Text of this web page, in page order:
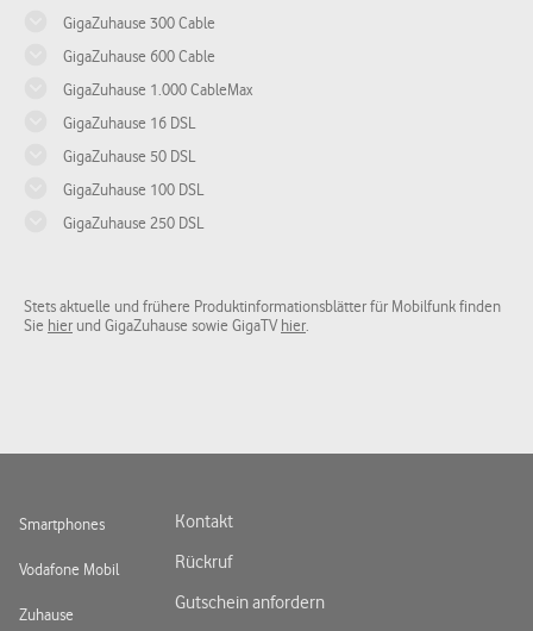
GigaZuhause 300 Cable
GigaZuhause 600 Cable
GigaZuhause 1.000 CableMax
GigaZuhause 16 DSL
GigaZuhause 50 DSL
GigaZuhause 100 DSL
GigaZuhause 250 DSL
Stets aktuelle und frühere Produktinformationsblätter für Mobilfunk finden
Sie hier und GigaZuhause sowie GigaTVhier
Smartphones
Vodafone Mobil
Zuhause
Kontakt
Rückruf
Gutschein anfordern